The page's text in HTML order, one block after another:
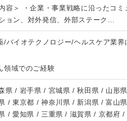
容＞ ・企業・事業戦略に沿ったコ
ョン、対外発信、外部ステーク…
/バイオテクノロジー/ヘルスケア業
領域でのご経験
県 / 岩手県 / 宮城県 / 秋田県 / 山形
/ 東京都 / 神奈川県 / 新潟県 / 富山
/ 愛知県 / 三重県 / 滋賀県 / 京都府